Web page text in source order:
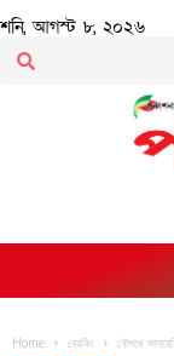
শনি, আগস্ট ৮, ২০২৬
Home ব্রেকিং নৌপথে